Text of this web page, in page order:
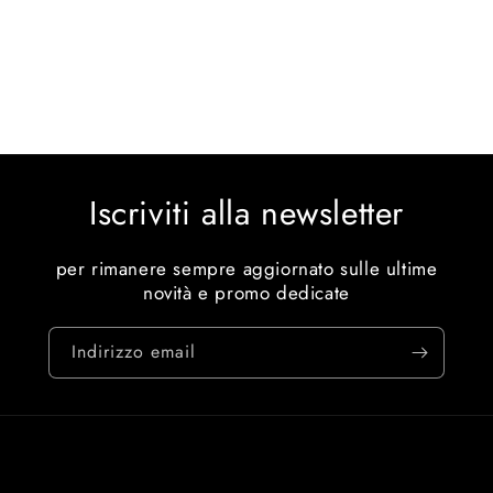
Iscriviti alla newsletter
per rimanere sempre aggiornato sulle ultime
novità e promo dedicate
Indirizzo email